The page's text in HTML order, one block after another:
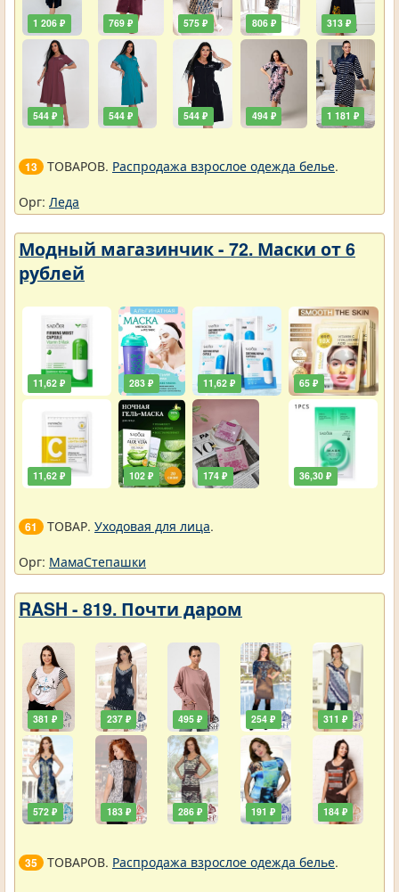
1 206 ₽
544 ₽
769 ₽
544 ₽
575 ₽
544 ₽
806 ₽
494 ₽
313 ₽
1 181 ₽
13 ТОВАРОВ. Распродажа взрослое одежда белье.
Орг: Леда
Модный магазинчик - 72. Маски от 6
рублей
11,62 ₽
11,62 ₽
283 ₽
102 ₽
11,62 ₽
174 ₽
65 ₽
36,30 ₽
61 ТОВАР. Уходовая для лица.
Орг: МамаСтепашки
RASH - 819. Почти даром
381 ₽
572 ₽
237 ₽
183 ₽
495 ₽
286 ₽
254 ₽
191 ₽
311 ₽
184 ₽
35 ТОВАРОВ. Распродажа взрослое одежда белье.